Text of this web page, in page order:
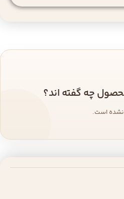
چه گفته اند؟
نشده است.